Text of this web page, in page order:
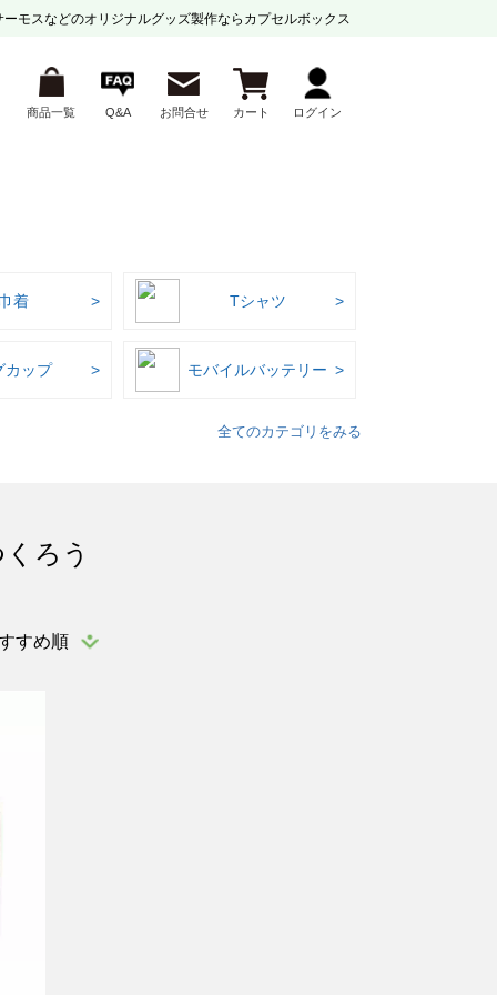
ーモスなどのオリジナルグッズ製作ならカプセルボックス
商品一覧 Q&A お問合せ カート ログイン
巾着 Tシャツ
カップ モバイルバッテリー
全てのカテゴリをみる
ろう
すめ順